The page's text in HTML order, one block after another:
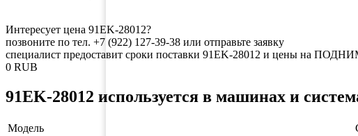
Интересует цена 91EK-28012?
позвоните по тел. +7 (922) 127-39-38 или отправьте заявку
специалист предоставит сроки поставки 91EK-28012 и цены на
0 RUB
91EK-28012 используется в машинах и
Модель